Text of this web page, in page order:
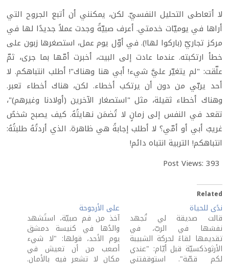
لا أتعاطى التحليل النفسيّ. لكن، يمكنني أن أتبع الجروح التي
أراها في يوميّات خدمتي. أعرف صبيّةً وجدت عملاً جديدًا لها في
مركز تجاريّ (باركوا لها!). في أوّل يوم عمل، استصغرها زبون على
خطأ ارتكبته. عندما عادت إلى البيت، أخبرت أمّها بما جرى، ثمّ
علّقت: "لم يتغيّر عليَّ شيء! أبي هنا وهناك"! أطلب انتباهكم. لا
أحد يربّي من دون أن يرتكب أخطاء. لكن، هناك أخطاء تعبر.
وهناك أخطاء ثقيلة، مثل "استصغار الآخرين (أولادنا وغيرهم)"،
تقعد في النفس إلى زمانٍ لا تُضمَن نهايتُهُ. كيف يصبح شخصٌ
غريبٌ أبي أو أمّي؟ لا أطلب إجابةً هي ظاهرة. الذي أردتُهُ طلبتُهُ:
انتباهكم! التربية انتباه دائم!
Post Views: 393
Related
ندًى للحياة
قالت صديقة لي تُجهد
نفسَها في الربّ، في
تقديمها لقاءً لحركة الشبيبة
الأرثوذكسيّة قبل أيّام: "عندي
لكم قصّة". استوقفتني
على الأرجوحة
آخذ من فم صبيّة، استُشهد
والدُها في كنيسة دمشق
يوم الأحد، قولها: "لا شيء
أصعب من أن تعيش في
مكان لا تشعر فيه بالأمان.